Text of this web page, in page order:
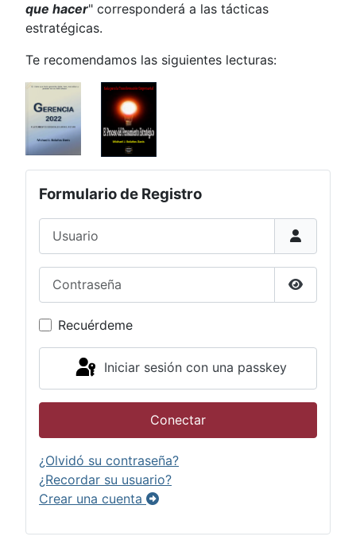
Formulario de Registro
Recuérdeme
Iniciar sesión con una passkey
Conectar
¿Olvidó su contraseña?
¿Recordar su usuario?
Crear una cuenta
que hacer" corresponderá a las tácticas
estratégicas.
Te recomendamos las siguientes lecturas: